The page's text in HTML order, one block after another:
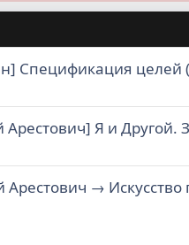
Cпецификация целей
Арестович] Я и Другой.
Арестович →